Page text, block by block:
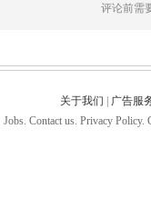
评论前需
关于我们
广告服
Jobs. Contact us. Privacy